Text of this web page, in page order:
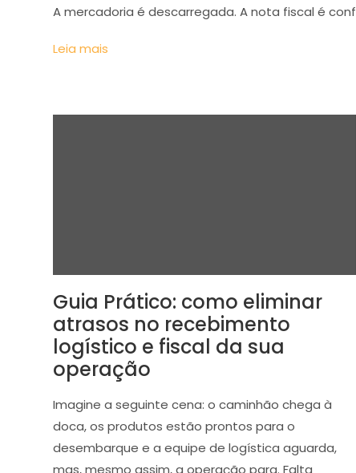
A mercadoria é descarregada. A nota fiscal é
Leia mais
Guia Prático: como eliminar
atrasos no recebimento
logístico e fiscal da sua
operação
Imagine a seguinte cena: o caminhão chega à
doca, os produtos estão prontos para o
desembarque e a equipe de logística aguarda,
mas, mesmo assim, a operação para. Falta